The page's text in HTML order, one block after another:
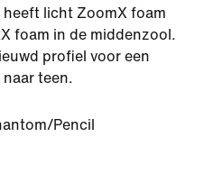
licht ZoomX foam
foam in de middenzool.
profiel voor een
teen.
Pencil